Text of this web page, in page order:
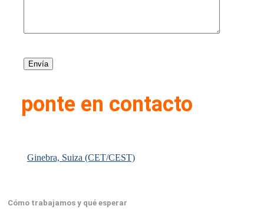
ponte en contacto
Ginebra, Suiza (CET/CEST)
Cómo trabajamos y qué esperar